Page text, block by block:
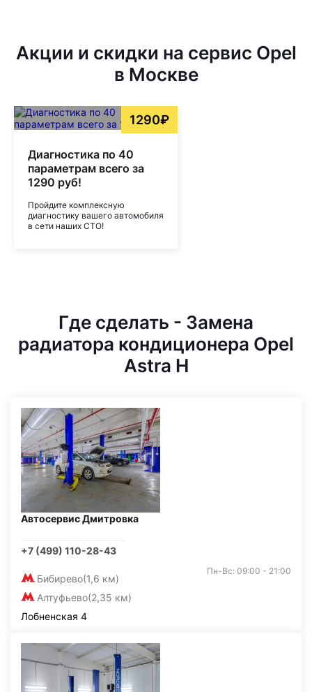
Акции и скидки на сервис Opel
в Москве
1290₽
Диагностика по 40
параметрам всего за
1290 руб!
Пройдите комплексную
диагностику вашего автомобиля
в сети наших СТО!
Где сделать - Замена
радиатора кондиционера Opel
Astra H
Автосервис Дмитровка
+7 (499) 110-28-43
Бибирево(1,6 км)
Алтуфьево(2,35 км)
Пн-Вс: 09:00 - 21:00
Лобненская 4